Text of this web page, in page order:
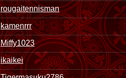
rougaitennisman
kamenrrr
Miffy1023
ikaikei